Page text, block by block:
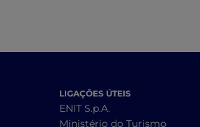
LIGAÇÕES ÚTEIS
ENIT S.p.A.
Ministério do Turismo